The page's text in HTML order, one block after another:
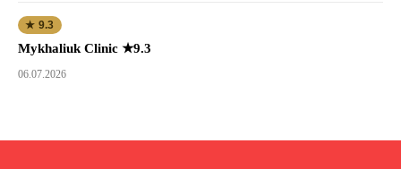
★ 9.3
Mykhaliuk Clinic ★9.3
06.07.2026